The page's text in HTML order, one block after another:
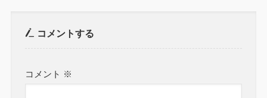
コメントする
コメント ※